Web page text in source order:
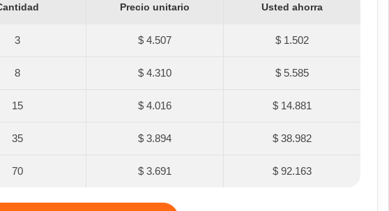
Precio unitario Usted ahorra
3 $ 4.507 $ 1.502
8 $ 4.310 $ 5.585
15 $ 4.016 $ 14.881
35 $ 3.894 $ 38.982
70 $ 3.691 $ 92.163